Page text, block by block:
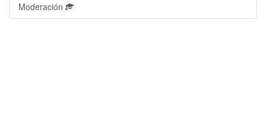
Moderación